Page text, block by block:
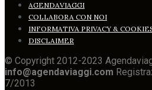
AGENDAVIAGGI
COLLABORA CON NOI
INFORMATIVA PRIVACY &
DISCLAIMER
© Copyright 2012-2023
info@agendaviaggi.com
7/2013